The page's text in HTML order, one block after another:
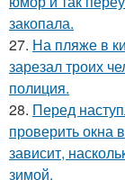
закопала.
27. На пляже в
зарезал троих
полиция.
28. Перед
проверить окна
зависит,
зимой.